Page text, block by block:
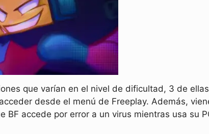
que varían en el nivel de dificultad, 3 de
desde el menú de Freeplay. Además,
accede por error a un virus mientras usa su